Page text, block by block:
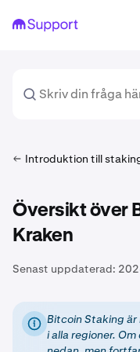
Introduktion till
Översikt över
Kraken
Senast uppdaterad:
Bitcoin Staking
i alla regioner.